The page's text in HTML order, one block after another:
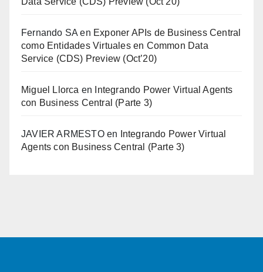
Fernando SA en Exponer APIs de Business Central
como Entidades Virtuales en Common Data
Service (CDS) Preview (Oct’20)
Miguel Llorca en
Integrando Power Virtual Agents
con Business Central (Parte 3)
JAVIER ARMESTOen
Integrando Power Virtual
Agents con Business Central (Parte 3)